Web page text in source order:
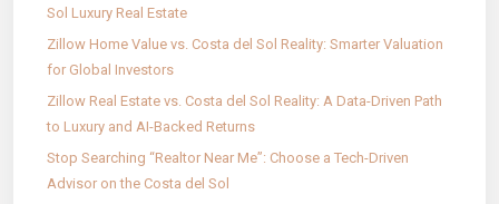
Sol Luxury Real Estate
Zillow Home Value vs. Costa del Sol Reality: Smarter Valuation
for Global Investors
Zillow Real Estate vs. Costa del Sol Reality: A Data-Driven Path
to Luxury and AI-Backed Returns
Stop Searching “Realtor Near Me”: Choose a Tech-Driven
Advisor on the Costa del Sol
conecta el mundo inmobiliario con el
emprendimiento. Compramos, vendemos e invertimos en
propiedades y startups, creando valor con propósito en cada
transacción.